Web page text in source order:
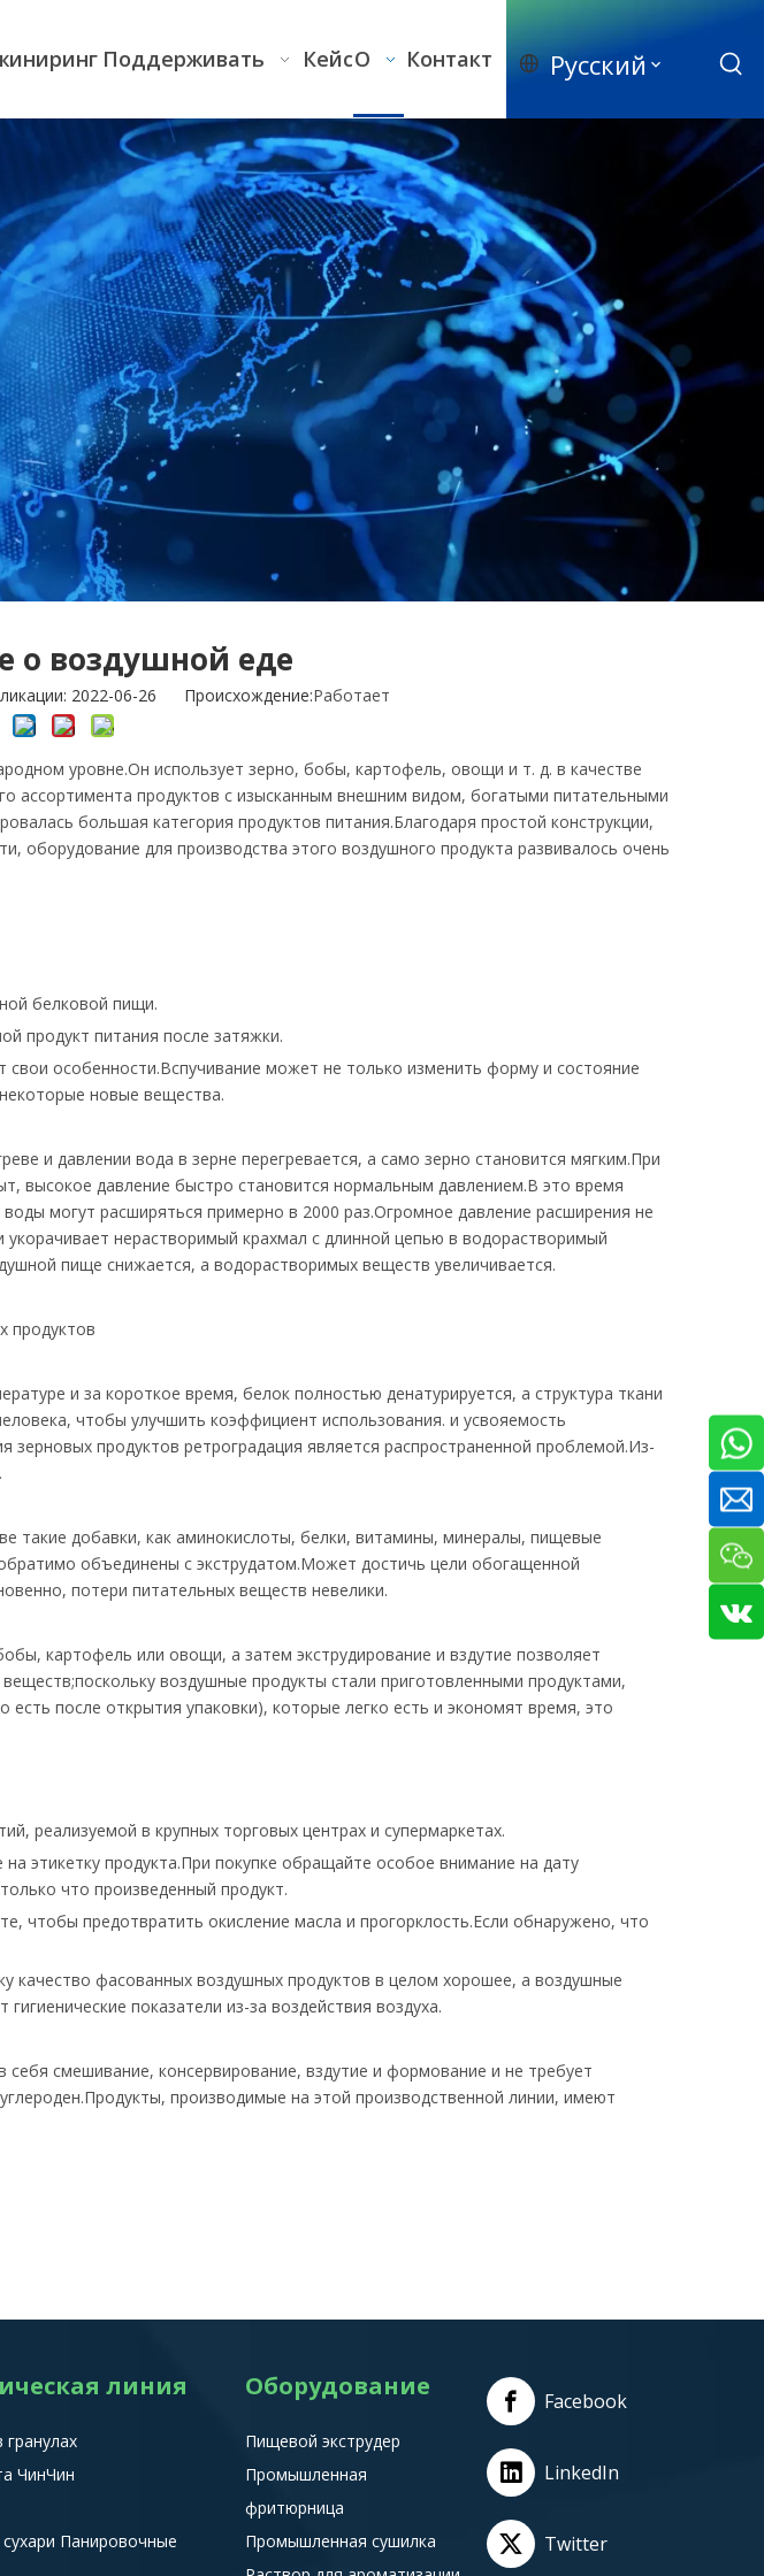
Поддерживать КейсО Контакт Pусский
о воздушной еде
2022-06-26 Происхождение:Работает
уровне.Он использует зерно, бобы, картофель, овощи и т. д. в качестве
ассортимента продуктов с изысканным внешним видом, богатыми питательными
большая категория продуктов питания.Благодаря простой конструкции,
для производства этого воздушного продукта развивалось очень
белковой пищи.
продукт питания после затяжки.
особенности.Вспучивание может не только изменить форму и состояние
новые вещества.
и давлении вода в зерне перегревается, а само зерно становится мягким.При
высокое давление быстро становится нормальным давлением.В это время
могут расширяться примерно в 2000 раз.Огромное давление расширения не
нерастворимый крахмал с длинной цепью в водорастворимый
пище снижается, а водорастворимых веществ увеличивается.
продуктов
и за короткое время, белок полностью денатурируется, а структура ткани
чтобы улучшить коэффициент использования. и усвояемость
продуктов ретроградация является распространенной проблемой.Из-
такие добавки, как аминокислоты, белки, витамины, минералы, пищевые
объединены с экструдатом.Может достичь цели обогащенной
потери питательных веществ невелики.
картофель или овощи, а затем экструдирование и вздутие позволяет
воздушные продукты стали приготовленными продуктами,
после открытия упаковки), которые легко есть и экономят время, это
реализуемой в крупных торговых центрах и супермаркетах.
этикетку продукта.При покупке обращайте особое внимание на дату
что произведенный продукт.
чтобы предотвратить окисление масла и прогорклость.Если обнаружено, что
качество фасованных воздушных продуктов в целом хорошее, а воздушные
показатели из-за воздействия воздуха.
смешивание, консервирование, вздутие и формование и не требует
производимые на этой производственной линии, имеют
линия
гранулах
ЧинЧин
Панировочные
Оборудование
Пищевой экструдер
Промышленная
фритюрница
Промышленная сушилка
Facebook
LinkedIn
Twitter